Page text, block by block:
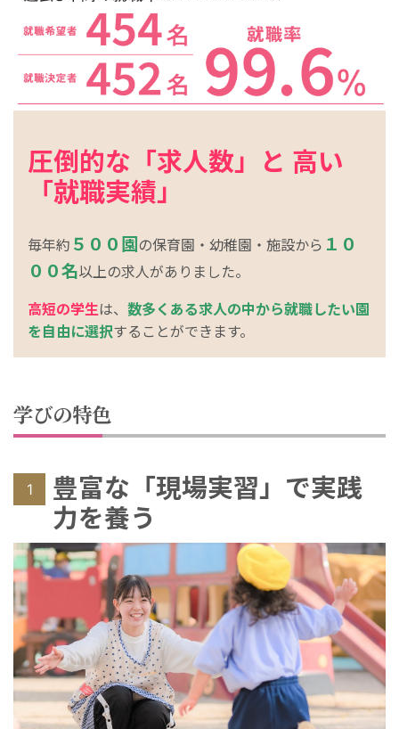
圧倒的な「求人数」と 高い
「就職実績」
毎年約 ５００園 の保育園・幼稚園・施設から １０
００名以上の求人がありました。
高短の学生は、 数多くある求人の中から就職したい園
を自由に選択することができます。
学びの特色
1
豊富な「現場実習」で実践
力を養う